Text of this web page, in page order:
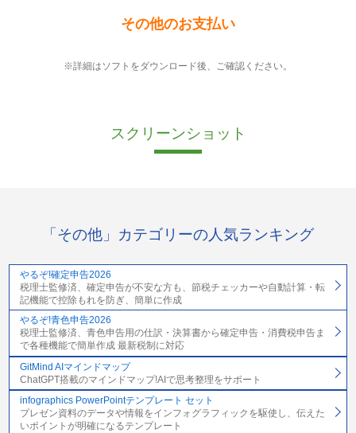
その他のお支払い
※詳細はソフトをダウンロード後、ご確認ください。
スクリーンショット
「その他」カテゴリーの人気ランキング
やるぞ!確定申告2026
税理士監修済、確定申告が不安な方も、節税チェッカーや自動計算・転
記機能で控除もれを防ぎ、簡単に作成
やるぞ!青色申告2026
税理士監修済、青色申告用の仕訳・決算書から確定申告・消費税申告ま
で各種機能で簡単作成 最新税制に対応
GitMind AIマインドマップ
ChatGPT搭載のマインドマップ!AIで思考整理をサポート
infographics PowerPointテンプレート セット
プレゼン資料のデータや情報をインフォグラフィックを駆使し、伝えた
いポイントが明確になるテンプレート